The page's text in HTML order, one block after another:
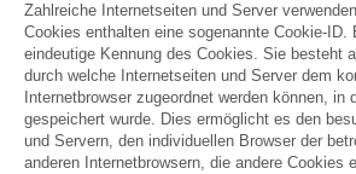
Zahlreiche Internetseiten und Server
Cookies enthalten eine sogenannte Cookie-ID.
eindeutige Kennung des Cookies. Sie besteht
durch welche Internetseiten und Server dem
Internetbrowser zugeordnet werden können, in
gespeichert wurde. Dies ermöglicht es den
und Servern, den individuellen Browser der
anderen Internetbrowsern, die andere Cookies